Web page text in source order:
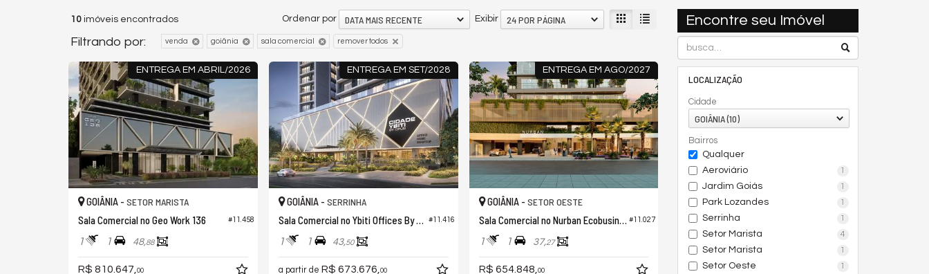
Encontre seu Imóvel
LOCALIZAÇÃO
Cidade
GOIÂNIA (10)
Bairros
Qualquer
Aeroviário
1
Jardim Goiás 1
Park Lozandes 1
Serrinha 1
Setor Marista 4
Setor Marista 1
Setor Oeste 1
10 imóveis encontrados Exibir 24 POR PÁGINA
Ordenar por DATA MAIS RECENTE
Filtrando por: venda goiânia sala comercial remover todos
ENTREGA EM ABRIL/2026
#11.458
GOIÂNIA - SETOR MARISTA
Sala Comercial no Geo Work 136
1 1 48,88
R$ 810.647, 00
ENTREGA EM SET/2028
#11.416
GOIÂNIA - SERRINHA
Sala Comercial no Ybiti Offices By Opus
1 1 43,50
a partir de R$ 673.676, 00
ENTREGA EM AGO/2027
#11.027
GOIÂNIA - SETOR OESTE
Sala Comercial no Nurban Ecobusiness Design
1 1 37,27
R$ 654.848, 00